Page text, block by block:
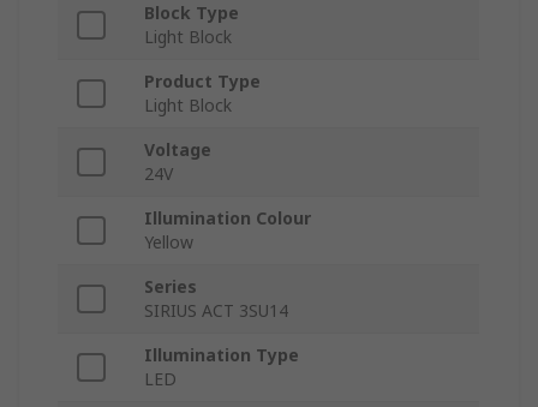
Block Type
Light Block
Product Type
Light Block
Voltage
24V
Illumination Colour
Yellow
Series
SIRIUS ACT 3SU14
Illumination Type
LED